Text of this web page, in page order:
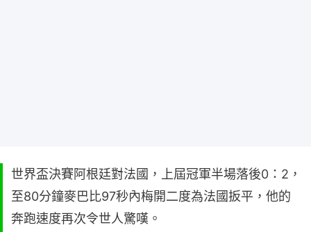
世界盃決賽阿根廷對法國，上屆冠軍半場落後0：2，
至80分鐘麥巴比97秒內梅開二度為法國扳平，他的
奔跑速度再次令世人驚嘆。